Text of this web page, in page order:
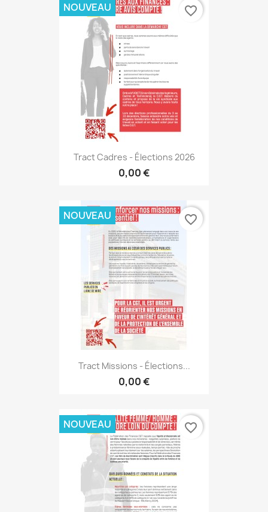
Tract Cadres - Élections 2026
0,00 €
NOUVEAU favorite_border
Tract Missions - Élections...
0,00 €
NOUVEAU favorite_border
NOUVEAU favorite_border